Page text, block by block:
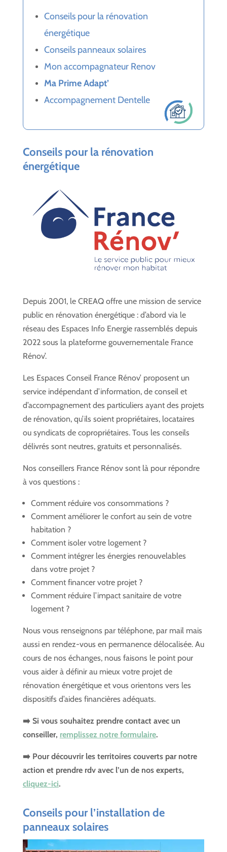
Conseils pour la rénovation
énergétique
Conseils panneaux solaires
Mon accompagnateur Renov
Ma Prime Adapt’
Accompagnement Dentelle
Conseils pour la rénovation
énergétique
Depuis 2001, le CREAQ offre une mission de service
public en rénovation énergétique : d’abord via le
réseau des Espaces Info Energie rassemblés depuis
2022 sous la plateforme gouvernementale France
Rénov’.
Les Espaces Conseil France Rénov’ proposent un
service indépendant d’information, de conseil et
d’accompagnement des particuliers ayant des projets
de rénovation, qu’ils soient propriétaires, locataires
ou syndicats de copropriétaires. Tous les conseils
délivrés sont neutres, gratuits et personnalisés.
Nos conseillers France Rénov sont là pour répondre
à vos questions :
Comment réduire vos consommations ?
Comment améliorer le confort au sein de votre
habitation ?
Comment isoler votre logement ?
Comment intégrer les énergies renouvelables
dans votre projet ?
Comment financer votre projet ?
Comment réduire l’impact sanitaire de votre
logement ?
Nous vous renseignons par téléphone, par mail mais
aussi en rendez-vous en permanence délocalisée. Au
cours de nos échanges, nous faisons le point pour
vous aider à définir au mieux votre projet de
rénovation énergétique et vous orientons vers les
dispositifs d’aides financières adéquats.
➡️ Si vous souhaitez prendre contact avec un
conseiller, remplissez notre formulaire.
➡️ Pour découvrir les territoires couverts par notre
action et prendre rdv avec l’un de nos experts,
cliquez-ici.
Conseils pour l’installation de
panneaux solaires